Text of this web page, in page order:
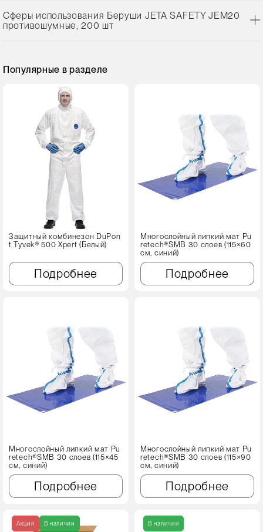
Сферы использования Беруши JETA SAFETY JEM20
противошумные, 200 шт
Популярные в разделе
Защитный комбинезон DuPon
t Tyvek® 500 Xpert (Белый)
Подробнее
Многослойный липкий мат Pu
retech®SMB 30 слоев (115×60
см, синий)
Подробнее
Многослойный липкий мат Pu
retech®SMB 30 слоев (115×45
см, синий)
Подробнее
Многослойный липкий мат Pu
retech®SMB 30 слоев (115×90
см, синий)
Подробнее
Акция В наличии В наличии